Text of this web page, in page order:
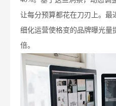
让每分预算都花在刀刃上。最
细化运营使格变的品牌曝光量
倍。